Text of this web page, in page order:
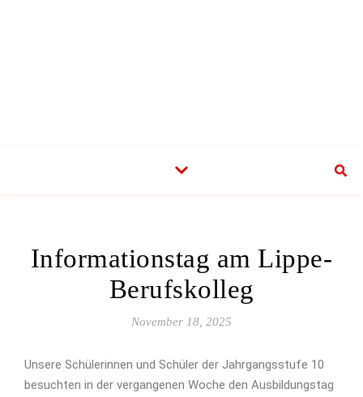
Informationstag am Lippe-
Berufskolleg
November 18, 2025
Unsere Schülerinnen und Schüler der Jahrgangsstufe 10
besuchten in der vergangenen Woche den Ausbildungstag